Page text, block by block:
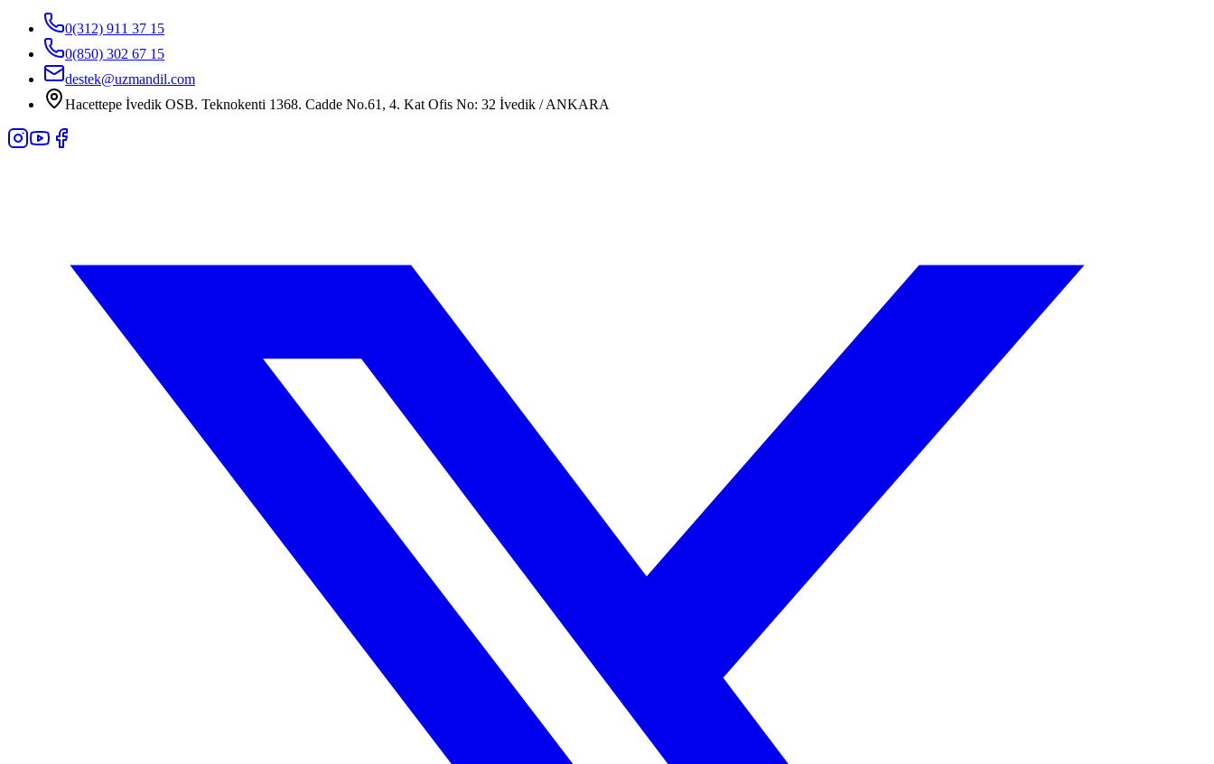
0(312) 911 37 15
0(850) 302 67 15
destek@uzmandil.com
Hacettepe İvedik OSB. Teknokenti 1368. Cadde No.61, 4. Kat Ofis No: 32 İvedik / ANKARA